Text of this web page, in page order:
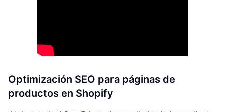
Optimización SEO para páginas de
productos en Shopify